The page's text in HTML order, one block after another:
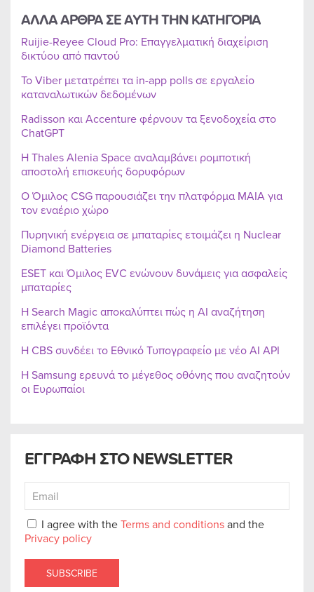
ΕΓΓΡΑΦΗ ΣΤΟ NEWSLETTER
I agree with theTerms and conditionsand the
Privacy policy
SUBSCRIBE
ΑΛΛΑ ΑΡΘΡΑ ΣΕ ΑΥΤΗ ΤΗΝ ΚΑΤΗΓΟΡΙΑ
Ruijie-Reyee Cloud Pro: Επαγγελματική διαχείριση
δικτύου από παντού
Το Viber μετατρέπει τα in-app polls σε εργαλείο
καταναλωτικών δεδομένων
Radisson και Accenture φέρνουν τα ξενοδοχεία στο
ChatGPT
Η Thales Alenia Space αναλαμβάνει ρομποτική
αποστολή επισκευής δορυφόρων
Ο Όμιλος CSG παρουσιάζει την πλατφόρμα MAIA για
τον εναέριο χώρο
Πυρηνική ενέργεια σε μπαταρίες ετοιμάζει η Nuclear
Diamond Batteries
ESET και Όμιλος EVC ενώνουν δυνάμεις για ασφαλείς
μπαταρίες
Η Search Magic αποκαλύπτει πώς η AI αναζήτηση
επιλέγει προϊόντα
Η CBS συνδέει το Εθνικό Τυπογραφείο με νέο AI API
Η Samsung ερευνά το μέγεθος οθόνης που αναζητούν
οι Ευρωπαίοι